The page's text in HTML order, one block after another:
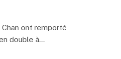
ont remporté
double à…